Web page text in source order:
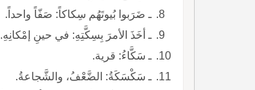
ـ ضَرَبوا بُيوتَهُم سِكاكاً: صَفّاً واحداً.
ـ أخَذَ الأمرَ بِسِكَّتِهِ: في حينِ إمْكانِهِ.
ـ سَكَّاءُ: قرية.
ـ سَكْسَكَةُ: الضَّعْفُ، والشَّجاعةُ.